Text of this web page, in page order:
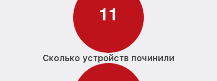
11
Сколько устройств починили